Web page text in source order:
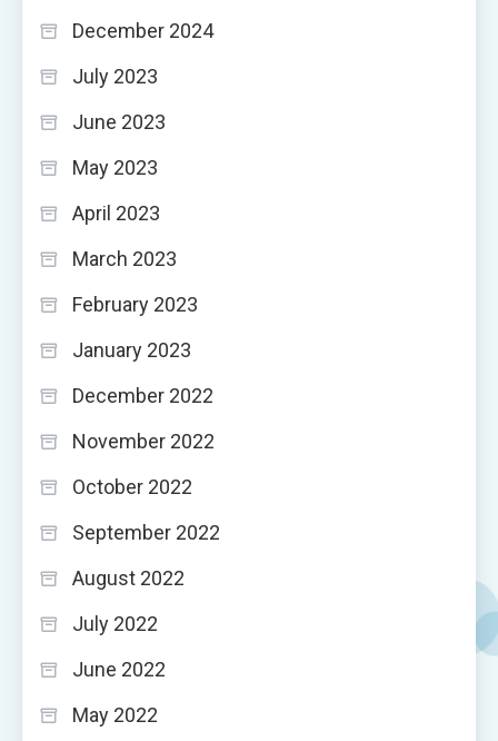
December 2024
July 2023
June 2023
May 2023
April 2023
March 2023
February 2023
January 2023
December 2022
November 2022
October 2022
September 2022
August 2022
July 2022
June 2022
May 2022